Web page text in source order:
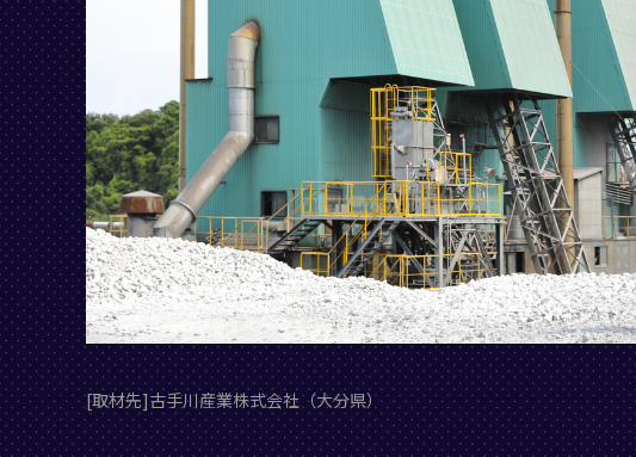
[取材先]古手川産業株式会社（大分県）